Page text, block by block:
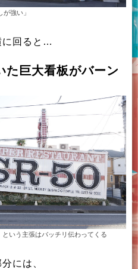
強い」
に 回 る と …
た 巨大看板がバーン
という主張はバッチリ伝わってくる
分に は